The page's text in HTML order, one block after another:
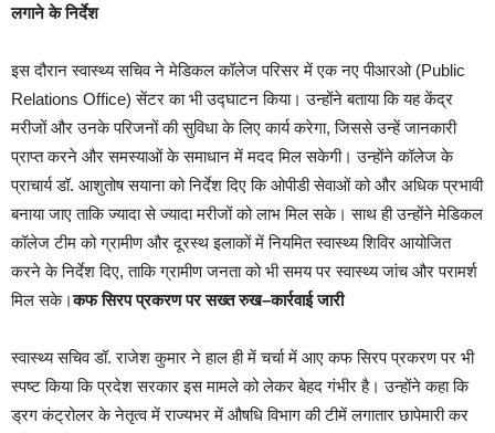
लगाने के निर्देश
इस दौरान स्वास्थ्य सचिव ने मेडिकल कॉलेज परिसर में एक नए पीआरओ (Public
Relations Office) सेंटर का भी उद्घाटन किया। उन्होंने बताया कि यह केंद्र
मरीजों और उनके परिजनों की सुविधा के लिए कार्य करेगा, जिससे उन्हें जानकारी
प्राप्त करने और समस्याओं के समाधान में मदद मिल सकेगी। उन्होंने कॉलेज के
प्राचार्य डॉ. आशुतोष सयाना को निर्देश दिए कि ओपीडी सेवाओं को और अधिक प्रभावी
बनाया जाए ताकि ज्यादा से ज्यादा मरीजों को लाभ मिल सके। साथ ही उन्होंने मेडिकल
कॉलेज टीम को ग्रामीण और दूरस्थ इलाकों में नियमित स्वास्थ्य शिविर आयोजित
करने के निर्देश दिए, ताकि ग्रामीण जनता को भी समय पर स्वास्थ्य जांच और परामर्श
मिल सके।कफ सिरप प्रकरण पर सख्त रुख–कार्रवाई जारी
स्वास्थ्य सचिव डॉ. राजेश कुमार ने हाल ही में चर्चा में आए कफ सिरप प्रकरण पर भी
स्पष्ट किया कि प्रदेश सरकार इस मामले को लेकर बेहद गंभीर है। उन्होंने कहा कि
ड्रग कंट्रोलर के नेतृत्व में राज्यभर में औषधि विभाग की टीमें लगातार छापेमारी कर